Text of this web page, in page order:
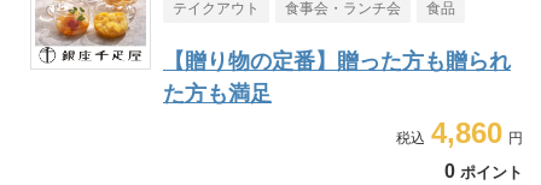
テイクアウト 食事会・ランチ会 食品
【贈り物の定番】贈った方も贈られ
た方も満足
4,860
0 ポイント